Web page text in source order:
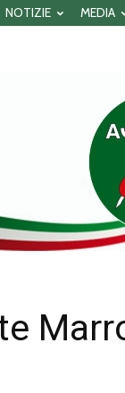
NOTIZIE MEDIA